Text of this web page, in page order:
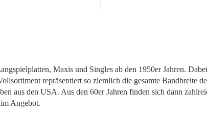
Maxis und Singles ab den 1950er Jahren.
repräsentiert so ziemlich die gesamte Bandbreite
aus den USA. Aus den 60er Jahren finden sich dann
Angebot.